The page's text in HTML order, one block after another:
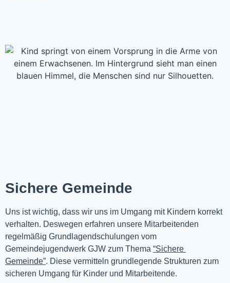
Sichere Gemeinde
Uns ist wichtig, dass wir uns im Umgang mit Kindern korrekt
verhalten. Deswegen erfahren unsere Mitarbeitenden
regelmäßig Grundlagendschulungen vom
Gemeindejugendwerk GJW zum Thema “Sichere
Gemeinde”. Diese vermitteln grundlegende Strukturen zum
sicheren Umgang für Kinder und Mitarbeitende.